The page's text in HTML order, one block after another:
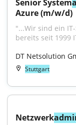
Senior System
Azure (m/w/d)
"...Wir sind ein
bereits seit 1999
DT Netsolution
Stuttgart
Netzwerk